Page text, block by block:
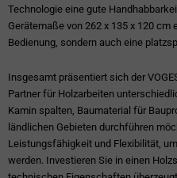
Technologie eine gute
Gerätemaße von 262 x 135 x 120
Bedienung, sondern auch eine
Insgesamt präsentiert sich der
Partner für Holzarbeiten
Kamin spalten, Baumaterial für
ländlichen Gebieten durchführen
Leistungsfähigkeit und Flexibilität,
werden. Investieren Sie in einen